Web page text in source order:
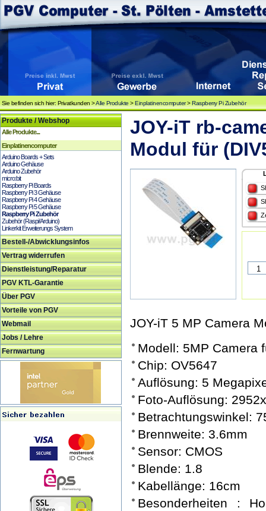
Sie befinden sich hier: Privatkunden >Alle Produkte >Einplatinencomputer>Raspberry Pi Zubehör
Produkte / Webshop
Alle Produkte...
Einplatinencomputer
Arduino Boards + Sets
Arduino Gehäuse
Arduino Zubehör
micro:bit
Raspberry Pi Boards
Raspberry Pi 3 Gehäuse
Raspberry Pi 4 Gehäuse
Raspberry Pi 5 Gehäuse
Raspberry Pi Zubehör
Zubehör (Raspi/Arduino)
Linkerkit Erweiterungs System
Bestell-/Abwicklungsinfos
Vertrag widerrufen
Dienstleistung/Reparatur
PGV KTL-Garantie
Über PGV
Vorteile von PGV
Webmail
Jobs / Lehre
Fernwartung
JOY-iT rb-
Modul für
JOY-iT 5 MP Camera
Modell: 5MP Camera
Chip: OV5647
Auflösung: 5
Foto-Auflösung:
Betrachtungswinkel:
Brennweite: 3.6mm
Sensor: CMOS
Blende: 1.8
Kabellänge: 16cm
Besonderheiten :